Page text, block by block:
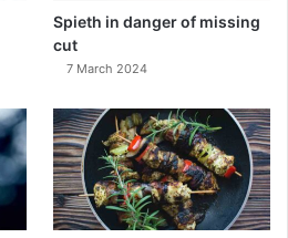
Spieth in danger of missing
cut
7 March 2024